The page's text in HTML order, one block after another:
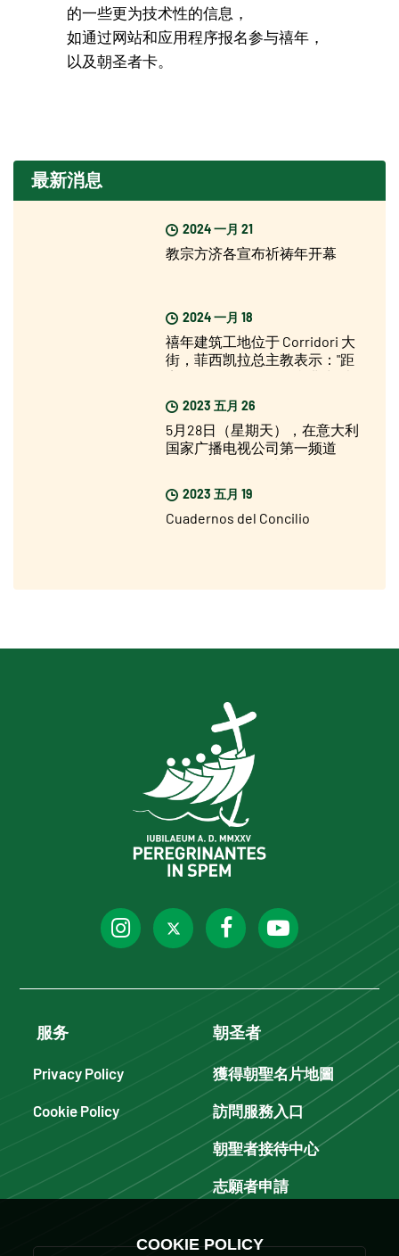
的一些更为技术性的信息，
如通过网站和应用程序报名参与禧年，
以及朝圣者卡。
最新消息
2024 一月 21
教宗方济各宣布祈祷年开幕
2024 一月 18
禧年建筑工地位于 Corridori 大
街，菲西凯拉总主教表示："距
离圣年还有不久，但我非常乐
2023 五月 26
5月28日（星期天），在意大利
国家广播电视公司第一频道
（Rai Uno）上播出新一期的
2023 五月 19
Cuadernos del Concilio
服务
Privacy Policy
Cookie Policy
朝圣者
獲得朝聖名片地圖
訪問服務入口
朝聖者接待中心
志願者申請
COOKIE POLICY